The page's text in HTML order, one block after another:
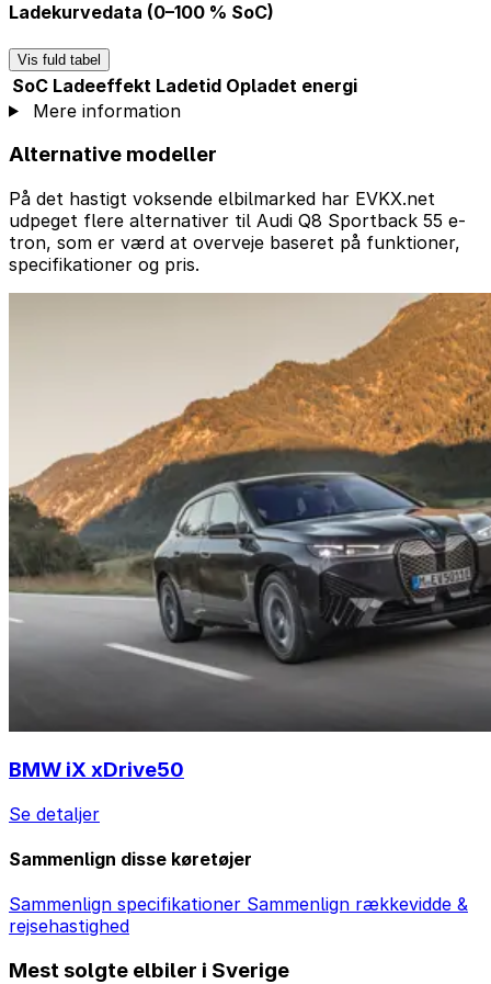
Ladekurvedata (0–100 % SoC)
Vis fuld tabel
SoC Ladeeffekt Ladetid Opladet energi
Mere information
Alternative modeller
På det hastigt voksende elbilmarked har EVKX.net
udpeget flere alternativer til Audi Q8 Sportback 55 e-
tron, som er værd at overveje baseret på funktioner,
specifikationer og pris.
BMW iX xDrive50
Se detaljer
Sammenlign disse køretøjer
Sammenlign specifikationer Sammenlign rækkevidde &
rejsehastighed
Mest solgte elbiler i Sverige